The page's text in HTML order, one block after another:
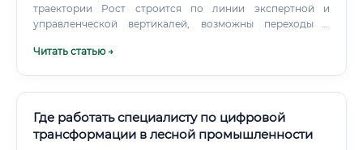
траектории Рост строится по линии экспертной и
управленческой вертикалей, возможны переходы в
корпоративный комплаенс).
Читать статью →
Где работать специалисту по цифровой
трансформации в лесной промышленности